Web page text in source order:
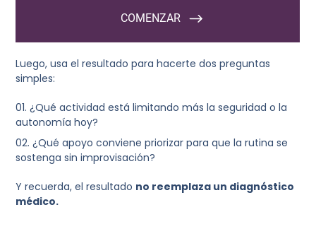
Luego, usa el resultado para hacerte dos preguntas
simples:
¿Qué actividad está limitando más la seguridad o la
autonomía hoy?
¿Qué apoyo conviene priorizar para que la rutina se
sostenga sin improvisación?
Y recuerda, el resultado no reemplaza un diagnóstico
médico.